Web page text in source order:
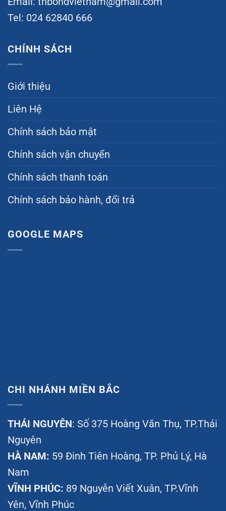
Tel: 024 62840 666
CHÍNH SÁCH
Giới thiệu
Liên Hệ
Chính sách bảo mật
Chính sách vận chuyển
Chính sách thanh toán
Chính sách bảo hành, đổi trả
GOOGLE MAPS
CHI NHÁNH MIỀN BẮC
THÁI NGUYÊN: Số 375 Hoàng Văn Thụ, TP.Thái
Nguyên
HÀ NAM: 59 Đinh Tiên Hoàng, TP. Phủ Lý, Hà
Nam
VĨNH PHÚC: 89 Nguyễn Viết Xuân, TP.Vĩnh
Yên, Vĩnh Phúc